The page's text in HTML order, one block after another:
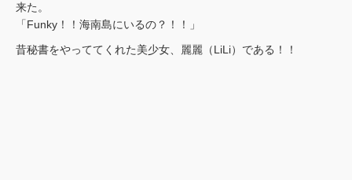
来た。
「Funky！！海南島にいるの？！！」
昔秘書をやっててくれた美少女、麗麗（LiLi）である！！